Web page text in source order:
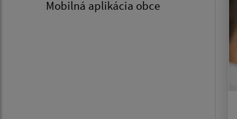
Mobilná aplikácia obce